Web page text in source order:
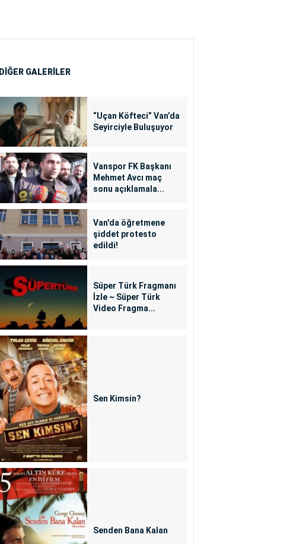
DİĞER GALERİLER
“Uçan Köfteci” Van’da
Seyirciyle Buluşuyor
Vanspor FK Başkanı
Mehmet Avcı maç
sonu açıklamala...
Van'da öğretmene
şiddet protesto
edildi!
Süper Türk Fragmanı
İzle ~ Süper Türk
Video Fragma...
Sen Kimsin?
Senden Bana Kalan